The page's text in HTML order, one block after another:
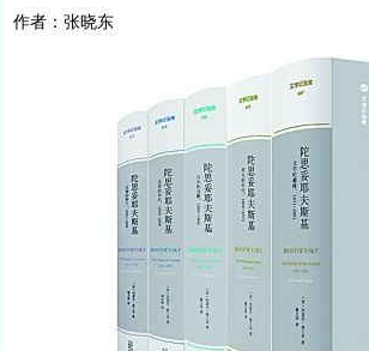
作者：张晓东